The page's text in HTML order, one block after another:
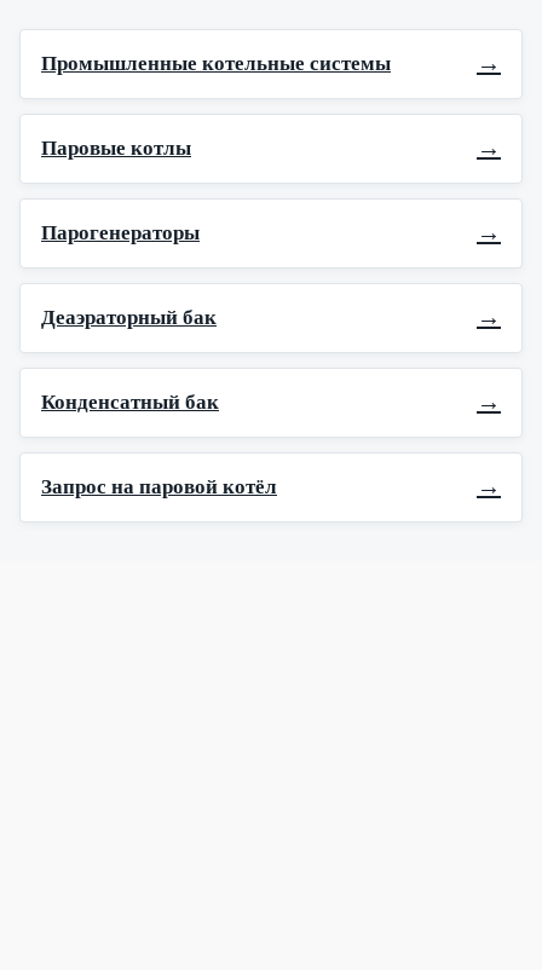
Промышленные котельные системы →
Паровые котлы →
Парогенераторы →
Деаэраторный бак →
Конденсатный бак →
Запрос на паровой котёл →